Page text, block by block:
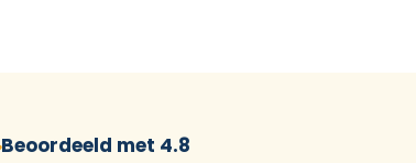
Beoordeeld met 4.8